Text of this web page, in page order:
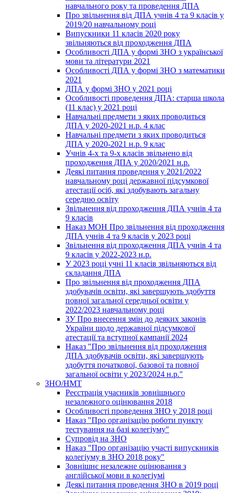
навчального року та проведення ДПА
Про звільнення від ДПА учнів 4 та 9 класів у
2019/20 навчальному році
Випускники 11 класів 2020 року
звільняються від проходження ДПА
Особливості ДПА у формі ЗНО з української
мови та літератури 2021
Особливості ДПА у формі ЗНО з математики
2021
ДПА у формі ЗНО у 2021 році
Особливості проведення ДПА: старша школа
(11 клас) у 2021 році
Навчальні предмети з яких проводиться
ДПА у 2020-2021 н.р. 4 клас
Навчальні предмети з яких проводиться
ДПА у 2020-2021 н.р. 9 клас
Учнів 4-х та 9-х класів звільнено від
проходження ДПА у 2020/2021 н.р.
Деякі питання проведення у 2021/2022
навчальному році державної підсумкової
атестації осіб, які здобувають загальну
середню освіту
Звільнення від проходження ДПА учнів 4 та
9 класів
Наказ МОН Про звільнення від проходження
ДПА учнів 4 та 9 класів у 2023 році
Звільнення від проходження ДПА учнів 4 та
9 класів у 2022-2023 н.р.
У 2023 році учні 11 класів звільняються від
складання ДПА
Про звільнення від проходження ДПА
здобувачів освіти, які завершують здобуття
повної загальної середньої освіти у
2022/2023 навчальному році
ЗУ Про внесення змін до деяких законів
України щодо державної підсумкової
атестації та вступної кампанії 2024
Наказ "Про звільнення від проходження
ДПА здобувачів освіти, які завершують
здобуття початкової, базової та повної
загальної освіти у 2023/2024 н.р."
ЗНО/НМТ
Реєстрація учасників зовнішнього
незалежного оцінювання 2018
Особливості проведення ЗНО у 2018 році
Наказ "Про організацію роботи пункту
тестування на базі колегіуму"
Супровід на ЗНО
Наказ "Про організацію участі випускників
колегіуму в ЗНО 2018 року"
Зовнішнє незалежне оцінювання з
англійської мови в колегіумі
Деякі питання проведення ЗНО в 2019 році